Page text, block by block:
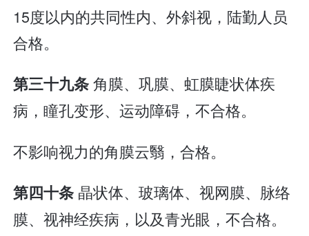
15度以内的共同性内、外斜视，陆勤人员
合格。
第三十九条角膜、巩膜、虹膜睫状体疾
病，瞳孔变形、运动障碍，不合格。
不影响视力的角膜云翳，合格。
第四十条 晶状体、玻璃体、视网膜、脉络
膜、视神经疾病，以及青光眼，不合格。